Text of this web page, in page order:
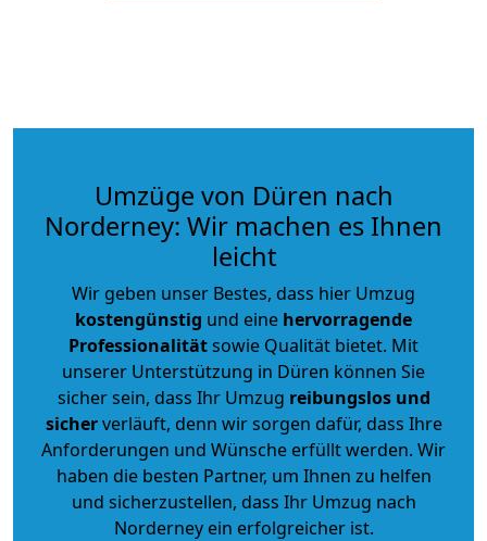
Umzüge von Düren nach
Norderney: Wir machen es Ihnen
leicht
Wir geben unser Bestes, dass hier Umzug
kostengünstig und eine hervorragende
Professionalitätsowie Qualität bietet. Mit
unserer Unterstützung in Düren können Sie
sicher sein, dass Ihr Umzug reibungslos und
sicherverläuft, denn wir sorgen dafür, dass Ihre
Anforderungen und Wünsche erfüllt werden. Wir
haben die besten Partner, um Ihnen zu helfen
und sicherzustellen, dass Ihr Umzug nach
Norderney ein erfolgreicher ist.